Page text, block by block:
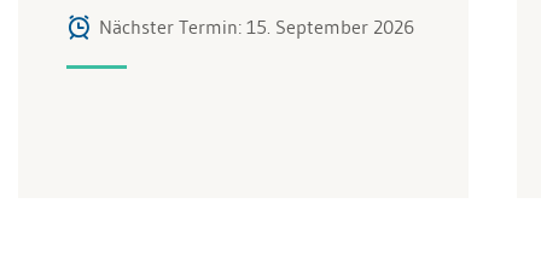
Nächster Termin: 15. September 2026